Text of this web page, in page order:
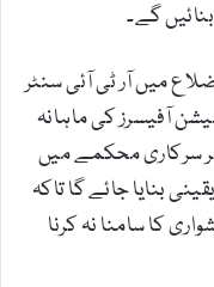
گے۔
میں آر ٹی آئی سنٹر
آفیسرز کی ماہانہ
سرکاری محکمے میں
بنایا جائے گا تاکہ
کا سامنا نہ کرنا